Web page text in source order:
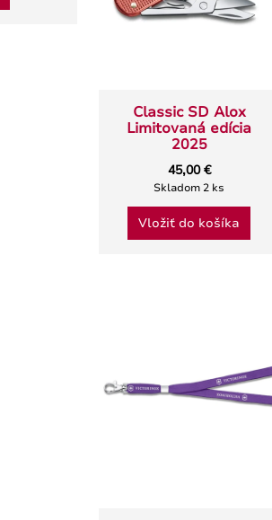
Vložiť do košíka
Classic SD Alox
Limitovaná edícia
2025
45,00 €
Skladom 2 ks
Vložiť do košíka